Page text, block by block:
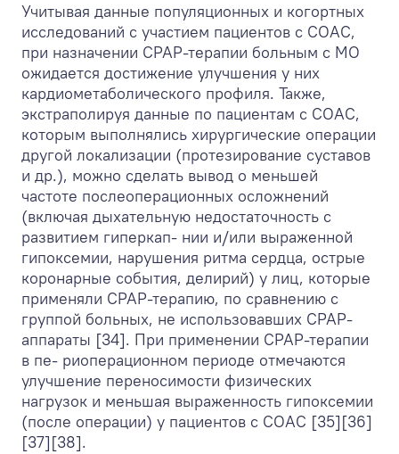
Учитывая данные популяционных и когортных
исследований с участием пациентов с СОАС,
при назначении CРАР-терапии больным с МО
ожидается достижение улучшения у них
кардиометаболического профиля. Также,
экстраполируя данные по пациентам с СОАС,
которым выполнялись хирургические операции
другой локализации (протезирование суставов
и др.), можно сделать вывод о меньшей
частоте послеоперационных осложнений
(включая дыхательную недостаточность с
развитием гиперкап- нии и/или выраженной
гипоксемии, нарушения ритма сердца, острые
коронарные события, делирий) у лиц, которые
применяли СРАР-терапию, по сравнению с
группой больных, не использовавших СРАР-
аппараты [34]. При применении СРАР-терапии
в пе- риоперационном периоде отмечаются
улучшение переносимости физических
нагрузок и меньшая выраженность гипоксемии
(после операции) у пациентов с СОАС [35][36]
[37][38].